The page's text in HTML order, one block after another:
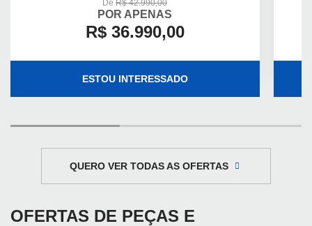
DeR$ 42.990,00
POR APENAS
R$ 36.990,00
ESTOU INTERESSADO
QUERO VER TODAS AS OFERTAS
OFERTAS DE PEÇAS E